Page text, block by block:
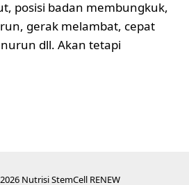
posisi badan membungkuk,
gerak melambat, cepat
dll. Akan tetapi
Nutrisi StemCell RENEW